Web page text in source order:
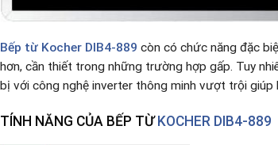
Bếp từ Kocher DIB4-889 còn có chức năng đặc
hơn, cần thiết trong những trường hợp gấp. Tuy
bị với công nghệ inverter thông minh vượt trội
TÍNH NĂNG CỦA BẾP TỪ KOCHER DIB4-889